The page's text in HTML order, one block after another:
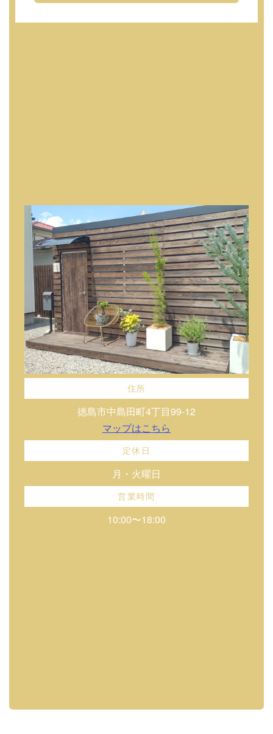
住所
徳島市中島田町4丁目99-12
マップはこちら
定休日
月・火曜日
営業時間
10:00〜18:00